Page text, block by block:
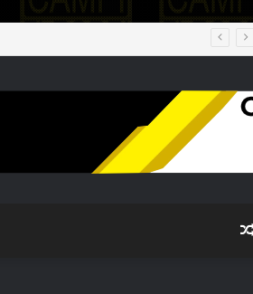
edificio dichiarato inagibile